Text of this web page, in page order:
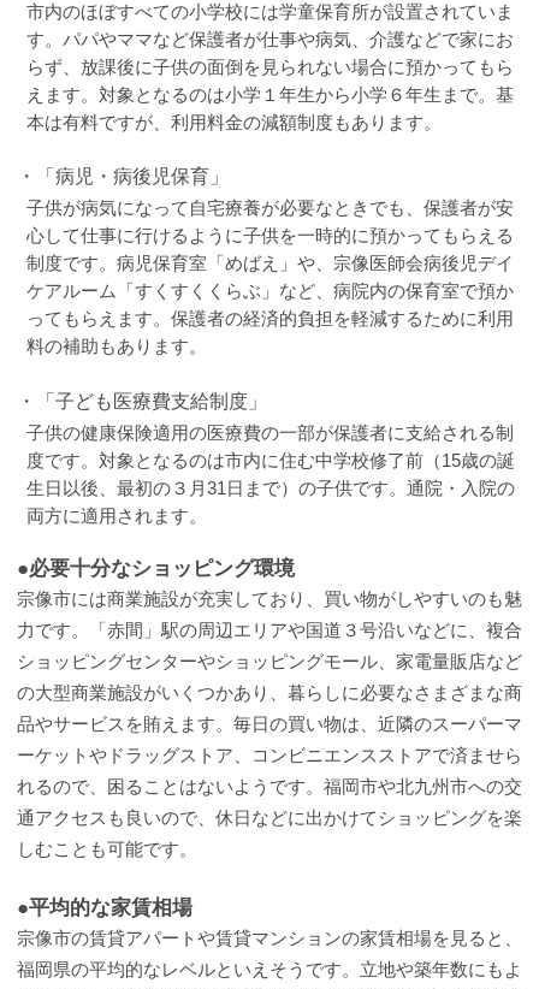
市内のほぼすべての小学校には学童保育所が設置されていま
す。パパやママなど保護者が仕事や病気、介護などで家にお
らず、放課後に子供の面倒を見られない場合に預かってもら
えます。対象となるのは小学１年生から小学６年生まで。基
本は有料ですが、利用料金の減額制度もあります。
・「病児・病後児保育」
子供が病気になって自宅療養が必要なときでも、保護者が安
心して仕事に行けるように子供を一時的に預かってもらえる
制度です。病児保育室「めばえ」や、宗像医師会病後児デイ
ケアルーム「すくすくくらぶ」など、病院内の保育室で預か
ってもらえます。保護者の経済的負担を軽減するために利用
料の補助もあります。
・「子ども医療費支給制度」
子供の健康保険適用の医療費の一部が保護者に支給される制
度です。対象となるのは市内に住む中学校修了前（15歳の誕
生日以後、最初の３月31日まで）の子供です。通院・入院の
両方に適用されます。
●必要十分なショッピング環境
宗像市には商業施設が充実しており、買い物がしやすいのも魅
力です。「赤間」駅の周辺エリアや国道３号沿いなどに、複合
ショッピングセンターやショッピングモール、家電量販店など
の大型商業施設がいくつかあり、暮らしに必要なさまざまな商
品やサービスを賄えます。毎日の買い物は、近隣のスーパーマ
ーケットやドラッグストア、コンビニエンスストアで済ませら
れるので、困ることはないようです。福岡市や北九州市への交
通アクセスも良いので、休日などに出かけてショッピングを楽
しむことも可能です。
●平均的な家賃相場
宗像市の賃貸アパートや賃貸マンションの家賃相場を見ると、
福岡県の平均的なレベルといえそうです。立地や築年数にもよ